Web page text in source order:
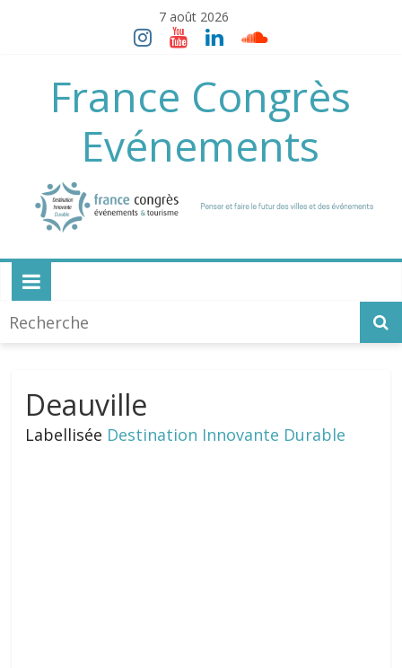
7 août 2026
France Congrès
Evénements
Deauville
Labellisée Destination Innovante Durable